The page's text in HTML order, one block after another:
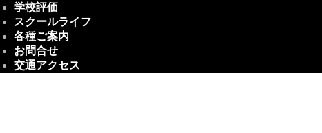
学校評価
スクールライフ
各種ご案内
お問合せ
交通アクセス